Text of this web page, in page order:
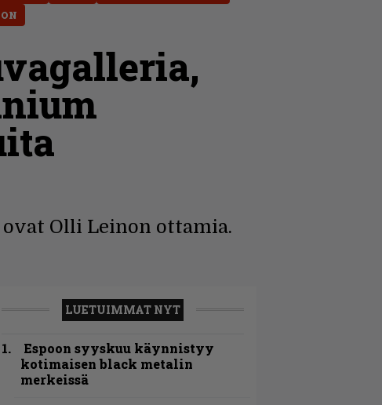
Olli Leinon ottamia.
LUETUIMMAT NYT
Espoon syyskuu käynnistyy
kotimaisen black metalin
merkeissä